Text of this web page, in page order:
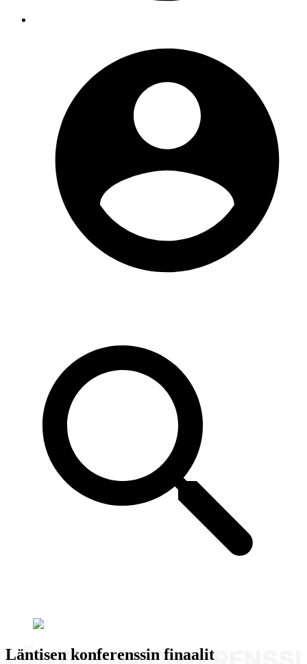
Läntisen konferenssin finaalit